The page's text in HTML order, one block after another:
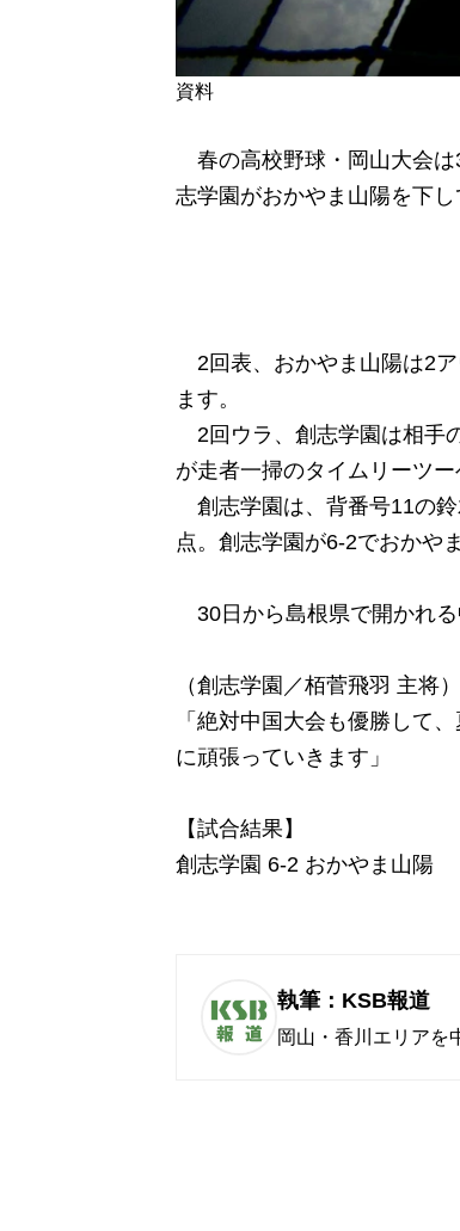
資料
春の高校野球・岡山大会は
志学園がおかやま山陽を下し
2回表、おかやま山陽は2
ます。
2回ウラ、創志学園は相手
が走者一掃のタイムリーツ
創志学園は、背番号11の
点。創志学園が6-2でおかや
30日から島根県で開かれる
（創志学園／栢菅飛羽 主将）
「絶対中国大会も優勝して
に頑張っていきます」
【試合結果】
創志学園 6-2 おかやま山陽
執筆：KSB報道
岡山・香川エリアを